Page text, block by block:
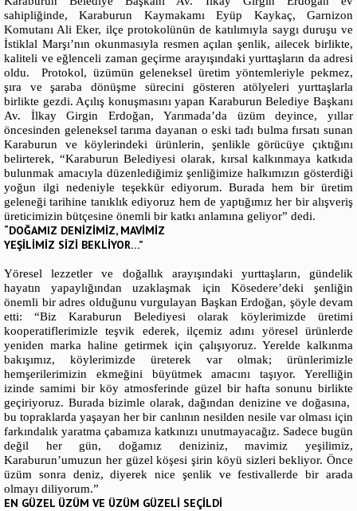
sahipliğinde, Karaburun Kaymakamı Eyüp Kaykaç, Garnizon
Komutanı Ali Eker, ilçe protokolünün de katılımıyla saygı duruşu ve
İstiklal Marşı’nın okunmasıyla resmen açılan şenlik, ailecek birlikte,
kaliteli ve eğlenceli zaman geçirme arayışındaki yurttaşların da adresi
oldu. Protokol, üzümün geleneksel üretim yöntemleriyle pekmez,
şıra ve şaraba dönüşme sürecini gösteren atölyeleri yurttaşlarla
birlikte gezdi. Açılış konuşmasını yapan Karaburun Belediye Başkanı
Av. İlkay Girgin Erdoğan, Yarımada’da üzüm deyince, yıllar
öncesinden geleneksel tarıma dayanan o eski tadı bulma fırsatı sunan
Karaburun ve köylerindeki ürünlerin, şenlikle görücüye çıktığını
belirterek, “Karaburun Belediyesi olarak, kırsal kalkınmaya katkıda
bulunmak amacıyla düzenlediğimiz şenliğimize halkımızın gösterdiği
yoğun ilgi nedeniyle teşekkür ediyorum. Burada hem bir üretim
geleneği tarihine tanıklık ediyoruz hem de yaptığımız her bir alışveriş
üreticimizin bütçesine önemli bir katkı anlamına geliyor” dedi.
“DOĞAMIZ DENİZİMİZ, MAVİMİZ
YEŞİLİMİZ SİZİ BEKLİYOR…”
Yöresel lezzetler ve doğallık arayışındaki yurttaşların, gündelik
hayatın yapaylığından uzaklaşmak için Kösedere’deki şenliğin
önemli bir adres olduğunu vurgulayan Başkan Erdoğan, şöyle devam
etti: “Biz Karaburun Belediyesi olarak köylerimizde üretimi
kooperatiflerimizle teşvik ederek, ilçemiz adını yöresel ürünlerde
yeniden marka haline getirmek için çalışıyoruz. Yerelde kalkınma
bakışımız, köylerimizde üreterek var olmak; ürünlerimizle
hemşerilerimizin ekmeğini büyütmek amacını taşıyor. Yerelliğin
izinde samimi bir köy atmosferinde güzel bir hafta sonunu birlikte
geçiriyoruz. Burada bizimle olarak, dağından denizine ve doğasına,
bu topraklarda yaşayan her bir canlının nesilden nesile var olması için
farkındalık yaratma çabamıza katkınızı unutmayacağız. Sadece bugün
değil her gün, doğamız deniziniz, mavimiz yeşilimiz,
Karaburun’umuzun her güzel köşesi şirin köyü sizleri bekliyor. Önce
üzüm sonra deniz, diyerek nice şenlik ve festivallerde bir arada
olmayı diliyorum.”
EN GÜZEL ÜZÜM VE ÜZÜM GÜZELİ SEÇİLDİ